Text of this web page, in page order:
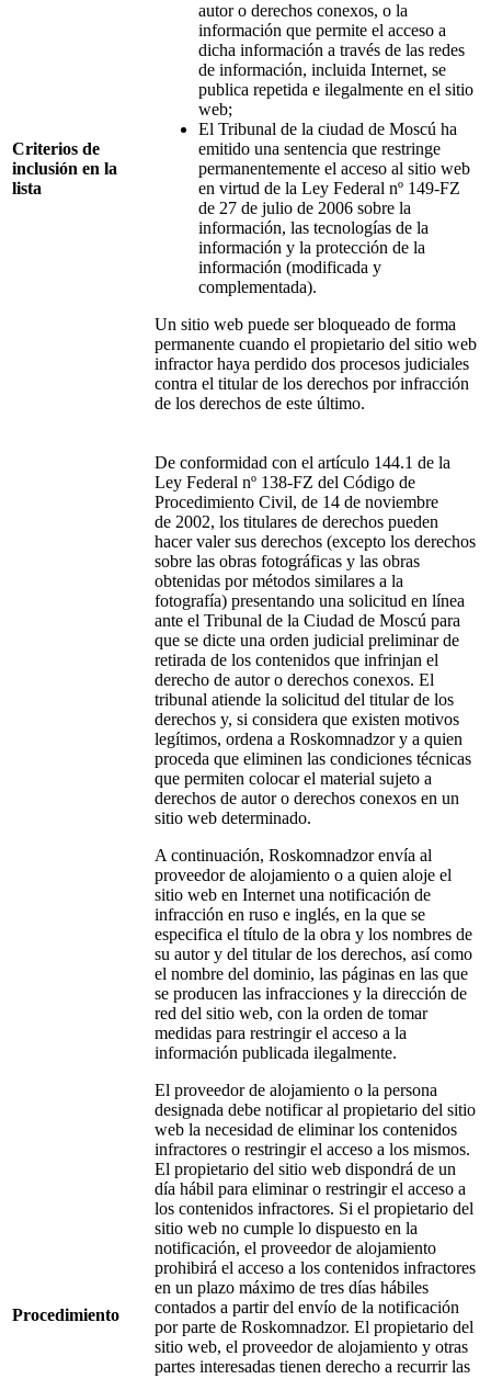
Criterios de
inclusión en la
lista
autor o derechos conexos, o la
información que permite el acceso a
dicha información a través de las redes
de información, incluida Internet, se
publica repetida e ilegalmente en el sitio
web;
El Tribunal de la ciudad de Moscú ha
emitido una sentencia que restringe
permanentemente el acceso al sitio web
en virtud de la Ley Federal nº 149-FZ
de 27 de julio de 2006 sobre la
información, las tecnologías de la
información y la protección de la
información (modificada y
complementada).
Un sitio web puede ser bloqueado de forma
permanente cuando el propietario del sitio web
infractor haya perdido dos procesos judiciales
contra el titular de los derechos por infracción
de los derechos de este último.
Procedimiento
De conformidad con el artículo 144.1 de la
Ley Federal nº 138-FZ del Código de
Procedimiento Civil, de 14 de noviembre
de 2002, los titulares de derechos pueden
hacer valer sus derechos (excepto los derechos
sobre las obras fotográficas y las obras
obtenidas por métodos similares a la
fotografía) presentando una solicitud en línea
ante el Tribunal de la Ciudad de Moscú para
que se dicte una orden judicial preliminar de
retirada de los contenidos que infrinjan el
derecho de autor o derechos conexos. El
tribunal atiende la solicitud del titular de los
derechos y, si considera que existen motivos
legítimos, ordena a Roskomnadzor y a quien
proceda que eliminen las condiciones técnicas
que permiten colocar el material sujeto a
derechos de autor o derechos conexos en un
sitio web determinado.
A continuación, Roskomnadzor envía al
proveedor de alojamiento o a quien aloje el
sitio web en Internet una notificación de
infracción en ruso e inglés, en la que se
especifica el título de la obra y los nombres de
su autor y del titular de los derechos, así como
el nombre del dominio, las páginas en las que
se producen las infracciones y la dirección de
red del sitio web, con la orden de tomar
medidas para restringir el acceso a la
información publicada ilegalmente.
El proveedor de alojamiento o la persona
designada debe notificar al propietario del sitio
web la necesidad de eliminar los contenidos
infractores o restringir el acceso a los mismos.
El propietario del sitio web dispondrá de un
día hábil para eliminar o restringir el acceso a
los contenidos infractores. Si el propietario del
sitio web no cumple lo dispuesto en la
notificación, el proveedor de alojamiento
prohibirá el acceso a los contenidos infractores
en un plazo máximo de tres días hábiles
contados a partir del envío de la notificación
por parte de Roskomnadzor. El propietario del
sitio web, el proveedor de alojamiento y otras
partes interesadas tienen derecho a recurrir las